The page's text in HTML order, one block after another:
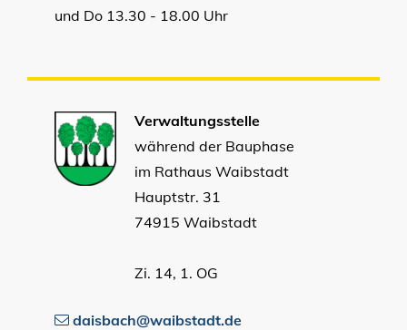
und Do 13.30 - 18.00 Uhr
Verwaltungsstelle
während der Bauphase
im Rathaus Waibstadt
Hauptstr. 31
74915 Waibstadt
Zi. 14, 1. OG
daisbach@waibstadt.de